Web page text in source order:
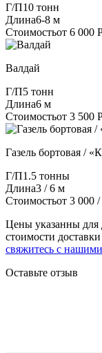
Г/П10 тонн
Длина6-8 м
Стоимостьот 6 000
Валдай
Г/П5 тонн
Длина6 м
Стоимостьот 3 500
Газель бортовая /
Г/П1.5 тонны
Длина3 / 6 м
Стоимостьот 3 000
Цены указанны для
стоимости
свяжитесь с
Оставьте отзыв